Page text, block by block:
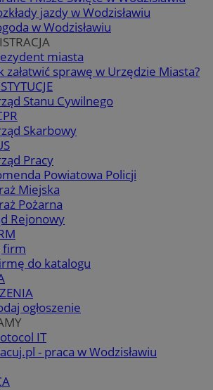
jazdy w Wodzisławiu
w Wodzisławiu
miasta
załatwić sprawę w Urzędzie Miasta?
Stanu Cywilnego
Skarbowy
Pracy
Powiatowa Policji
Miejska
Pożarna
Rejonowy
firm
do katalogu
ogłoszenie
IT
- praca w Wodzisławiu